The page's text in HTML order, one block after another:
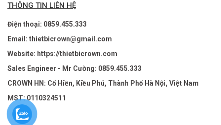
THÔNG TIN LIÊN HỆ
Điện thoại: 0859.455.333
Email: thietbicrown@gmail.com
Website: https://thietbicrown.com
Sales Engineer - Mr Cường: 0859.455.333
CROWN HN: Cổ Hiền, Kiều Phú, Thành Phố Hà Nội, Việt Nam
MST: 0110324511